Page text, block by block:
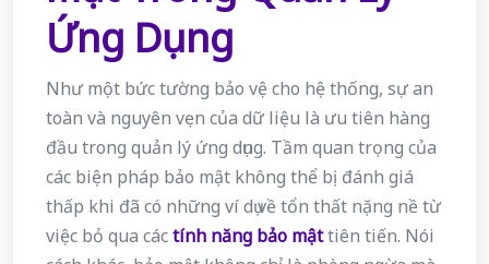
Ứng Dụng
Như một bức tường bảo vệ cho hệ thống, sự an
toàn và nguyên vẹn của dữ liệu là ưu tiên hàng
đầu trong quản lý ứng dụng. Tầm quan trọng của
các biện pháp bảo mật không thể bị đánh giá
thấp khi đã có những ví dụ về tổn thất nặng nề từ
việc bỏ qua cáctính năng bảo mậttiên tiến. Nói